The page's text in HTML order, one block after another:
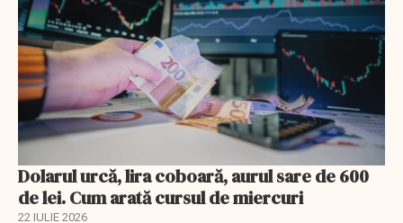
Dolarul urcă, lira coboară, aurul sare de 600
de lei. Cum arată cursul de miercuri
22 IULIE 2026